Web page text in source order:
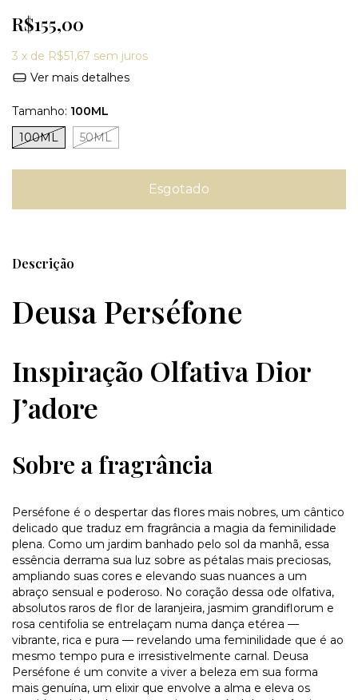
R$155,00
3 x de R$51,67 sem juros
Ver mais detalhes
Tamanho: 100ML
100ML
50ML
Descrição
Deusa Perséfone
Inspiração Olfativa Dior
J’adore
Sobre a fragrância
Perséfone é o despertar das flores mais nobres, um cântico
delicado que traduz em fragrância a magia da feminilidade
plena. Como um jardim banhado pelo sol da manhã, essa
essência derrama sua luz sobre as pétalas mais preciosas,
ampliando suas cores e elevando suas nuances a um
abraço sensual e poderoso. No coração dessa ode olfativa,
absolutos raros de flor de laranjeira, jasmim grandiflorum e
rosa centifolia se entrelaçam numa dança etérea —
vibrante, rica e pura — revelando uma feminilidade que é ao
mesmo tempo pura e irresistivelmente carnal. Deusa
Perséfone é um convite a viver a beleza em sua forma
mais genuína, um elixir que envolve a alma e eleva os